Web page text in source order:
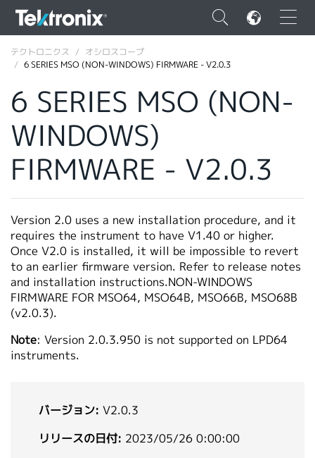
×
ENGLISH
FRANÇAIS
VIỆT NAM
简体中文
日本語
韓国語
テクトロニクス
オシロスコープ
6 SERIES MSO (NON-WINDOWS) FIRMWARE - V2.0.3
6 SERIES MSO (NON-
WINDOWS)
FIRMWARE - V2.0.3
Version 2.0 uses a new installation procedure, and it
requires the instrument to have V1.40 or higher.
Once V2.0 is installed, it will be impossible to revert
to an earlier firmware version. Refer to release notes
and installation instructions.NON-WINDOWS
FIRMWARE FOR MSO64, MSO64B, MSO66B, MSO68B
(v2.0.3).
Note: Version 2.0.3.950 is not supported on LPD64
instruments.
バージョン: V2.0.3
リリースの日付: 2023/05/26 0:00:00